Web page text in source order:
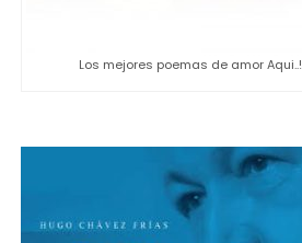
Los mejores poemas de amor Aqui..!